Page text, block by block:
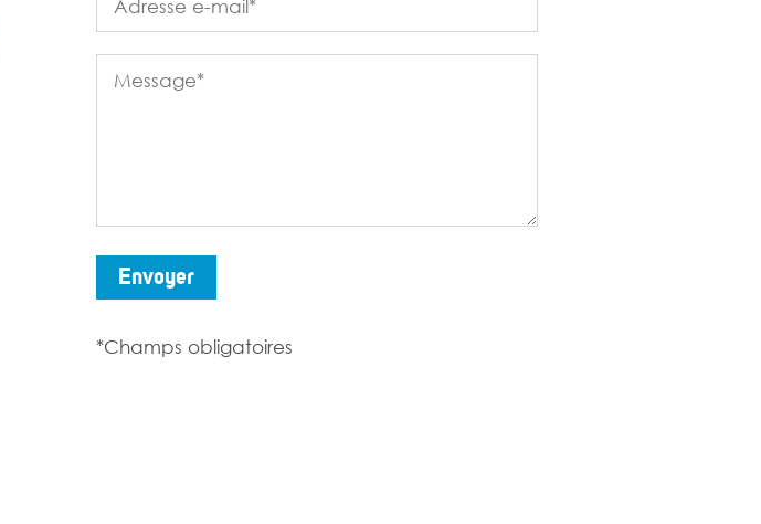
Envoyer
*Champs obligatoires